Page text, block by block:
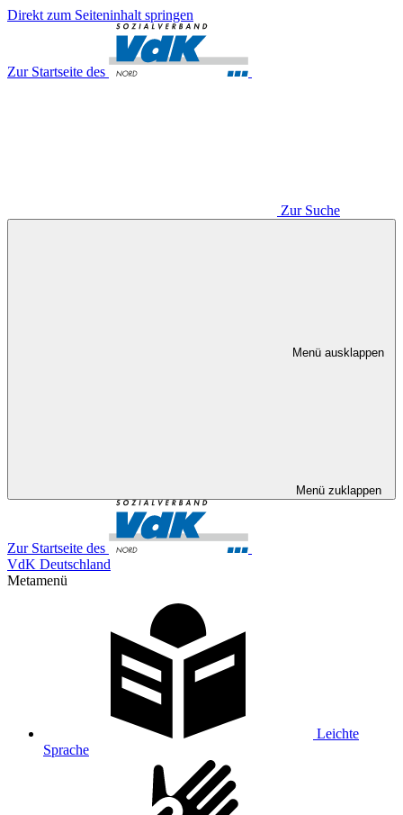
Direkt zum Seiteninhalt springen
Zur Startseite des
Zur Suche
Menü ausklappen
Menü zuklappen
Zur Startseite des
VdK Deutschland
Metamenü
Leichte
Sprache